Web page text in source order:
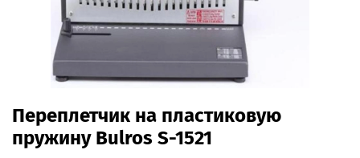
Переплетчик на пластиковую
пружину Bulros S-1521